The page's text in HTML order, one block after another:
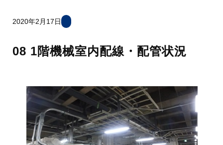
2020年2月17日
08 1階機械室内配線・配管状況